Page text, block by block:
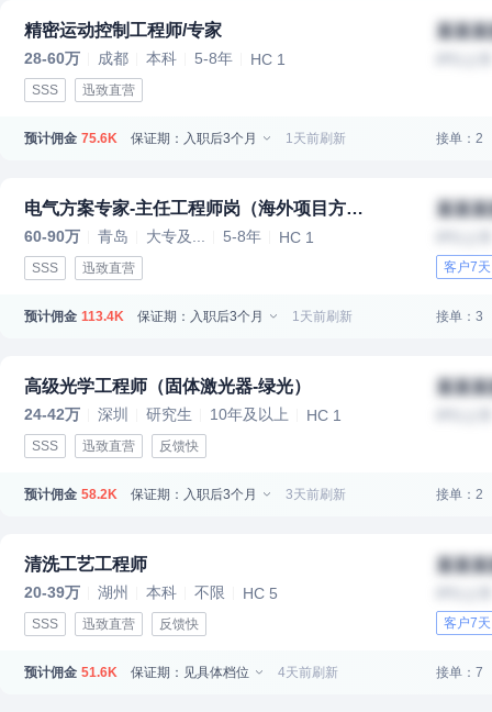
精密运动控制工程师/专家
28-60万 成都 本科 5-8年 HC 1
SSS 迅致直营
某某
预计佣金 75.6K 保证期：入职后3个月 1天前刷新 接单：2
电气方案专家-主任工程师岗（海外项目方向 ）
60-90万 青岛 大专及... 5-8年 HC 1
SSS 迅致直营
某某
客户7
预计佣金 113.4K 保证期：入职后3个月 1天前刷新 接单：3
高级光学工程师（固体激光器-绿光）
24-42万 深圳 研究生 10年及以上 HC 1
SSS 迅致直营 反馈快
某某
预计佣金 58.2K 保证期：入职后3个月 3天前刷新 接单：2
清洗工艺工程师
20-39万 湖州 本科 不限 HC 5
SSS 迅致直营 反馈快
某某
客户7
预计佣金 51.6K 保证期：见具体档位 4天前刷新 接单：7